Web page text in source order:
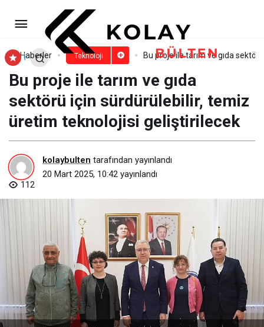
Haberler Teknoloji Bu proje ile tarım ve gıda
Bu proje ile tarım ve gıda
sektörü için sürdürülebilir, temiz
üretim teknolojisi geliştirilecek
kolaybulten tarafından yayınlandı
20 Mart 2025, 10:42 yayınlandı
112
DİJİZ Projesinin Protokolü
İmzalandı
Yorum Yap Paylaş